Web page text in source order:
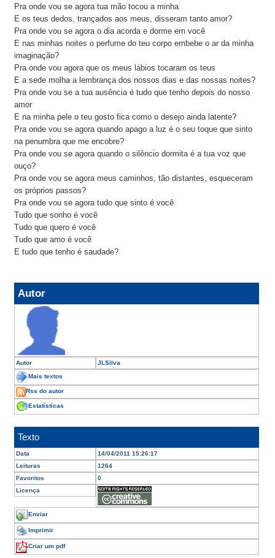
Pra onde vou se agora tua mão tocou a minha
E os teus dedos, trançados aos meus, disseram tanto amor?
Pra onde vou se agora o dia acorda e dorme em você
E nas minhas noites o perfume do teu corpo embebe o ar da minha
imaginação?
Pra onde vou agora que os meus lábios tocaram os teus
E a sede molha a lembrança dos nossos dias e das nossas noites?
Pra onde vou se a tua ausência é tudo que tenho depois do nosso
amor
E na minha pele o teu gosto fica como o desejo ainda latente?
Pra onde vou se agora quando apago a luz é o seu toque que sinto
na penumbra que me encobre?
Pra onde vou se agora quando o silêncio dormita é a tua voz que
ouço?
Pra onde vou se agora meus caminhos, tão distantes, esqueceram
os próprios passos?
Pra onde vou se agora tudo que sinto é você
Tudo que sonho é você
Tudo que quero é você
Tudo que amo é você
E tudo que tenho é saudade?
Autor
Autor JLSilva
Mais textos
Rss do autor
Estatísticas
Texto
Data
14/04/2011 15:26:17
Leituras
1264
Favoritos
0
Licença
Enviar
Imprimir
Criar um pdf